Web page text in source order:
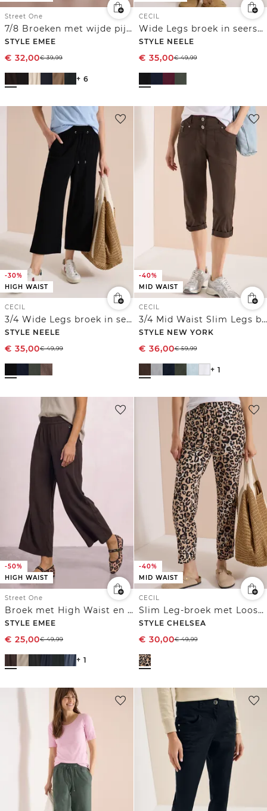
Street One
7/8 Broeken met wijde pijpen
STYLE EMEE
€ 32,00€39,99
+ 6
CECIL
Wide Legs broek in seersucker kwaliteit
STYLE NEELE
€ 35,00€49,99
-30%
HIGH WAIST
CECIL
3/4 Wide Legs broek in seersucker kwaliteit
STYLE NEELE
€ 35,00€49,99
-40%
MID WAIST
CECIL
3/4 Mid Waist Slim Legs broek met omslag
STYLE NEW YORK
€ 36,00€59,99
+ 1
-50%
HIGH WAIST
Street One
Broek met High Waist en Wide Leg pijpen in een Loose Fit pasvorm
STYLE EMEE
€ 25,00€49,99
+ 1
-40%
MID WAIST
CECIL
Slim Leg-broek met Loose Fit-pasvorm en luipaardprint
STYLE CHELSEA
€ 30,00€49,99